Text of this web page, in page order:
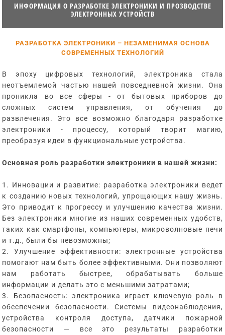
ИНФОРМАЦИЯ О РАЗРАБОТКЕ ЭЛЕКТРОНИКИ И ПРОЗВОДСТВЕ
ЭЛЕКТРОННЫХ УСТРОЙСТВ
РАЗРАБОТКА ЭЛЕКТРОНИКИ – НЕЗАМЕНИМАЯ ОСНОВА
СОВРЕМЕННЫХ ТЕХНОЛОГИЙ
В эпоху цифровых технологий, электроника стала
неотъемлемой частью нашей повседневной жизни. Она
проникла во все сферы - от бытовых приборов до
сложных систем управления, от обучения до
развлечения. Это все возможно благодаря разработке
электроники - процессу, который творит магию,
преобразуя идеи в функциональные устройства.
Основная роль разработки электроники в нашей жизни:
1. Инновации и развитие: разработка электроники ведет
к созданию новых технологий, упрощающих нашу жизнь.
Это приводит к прогрессу и улучшению качества жизни.
Без электроники многие из наших современных удобств,
таких как смартфоны, компьютеры, микроволновые печи
и т.д., были бы невозможны;
2. Улучшение эффективности: электронные устройства
помогают нам быть более эффективными. Они позволяют
нам работать быстрее, обрабатывать больше
информации и делать это с меньшими затратами;
3. Безопасность: электроника играет ключевую роль в
обеспечении безопасности. Системы видеонаблюдения,
устройства контроля доступа, датчики пожарной
безопасности — все это результаты разработки